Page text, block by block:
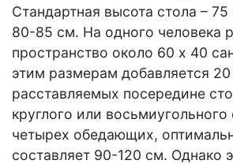
Стандартная высота стола –
80-85 см. На одного человека
пространство около 60 x 40
этим размерам добавляется
расставляемых посередине
круглого или восьмиугольного
четырех обедающих,
составляет 90-120 см. Однако